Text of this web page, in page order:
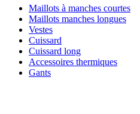
Maillots à manches courtes
Maillots manches longues
Vestes
Cuissard
Cuissard long
Accessoires thermiques
Gants